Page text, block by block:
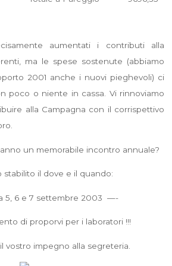
aumentati i contributi alla
ma le spese sostenute (abbiamo
2001 anche i nuovi pieghevoli) ci
poco o niente in cassa. Vi rinnoviamo
alla Campagna con il corrispettivo
un memorabile incontro annuale?
stabilito il dove e il quando:
5, 6 e 7 settembre 2003 —-
di proporvi per i laboratori !!!
vostro impegno alla segreteria.